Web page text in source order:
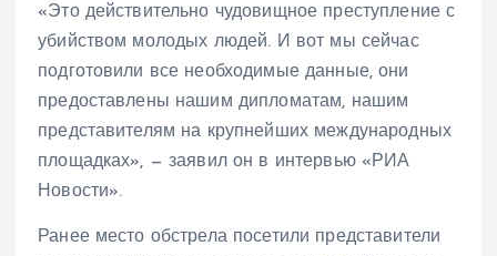
«Это действительно чудовищное преступление с
убийством молодых людей. И вот мы сейчас
подготовили все необходимые данные, они
предоставлены нашим дипломатам, нашим
представителям на крупнейших международных
площадках», — заявил он в интервью «РИА
Новости».
Ранее место обстрела посетили представители